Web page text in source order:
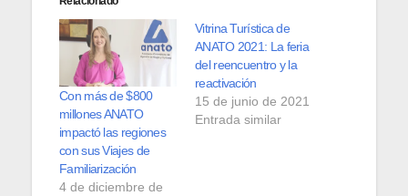
Con más de $800
millones ANATO
impactó las regiones
con sus Viajes de
Familiarización
4 de diciembre de
Vitrina Turística de
ANATO 2021: La feria
del reencuentro y la
reactivación
15 de junio de 2021
Entrada similar